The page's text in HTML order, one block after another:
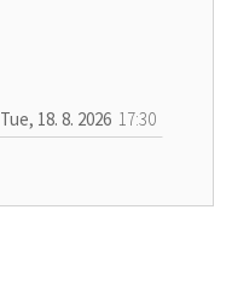
Tue, 18. 8. 2026 17:30